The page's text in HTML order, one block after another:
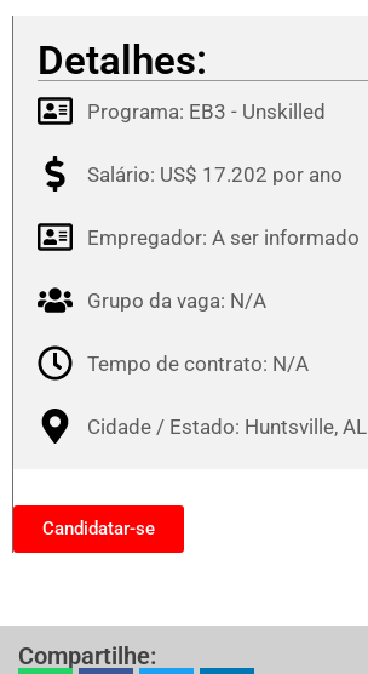
Detalhes:
Programa: EB3 - Unskilled
Salário: US$ 17.202 por ano
Empregador: A ser informado
Grupo da vaga: N/A
Tempo de contrato: N/A
Cidade / Estado: Huntsville, AL
Candidatar-se
Compartilhe: